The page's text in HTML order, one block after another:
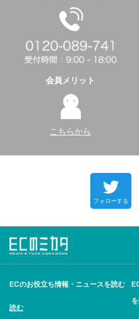
会員メリット
こちらから
フォローする
ECのお役立ち情報・ニュースを読む
読む